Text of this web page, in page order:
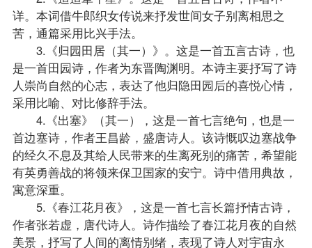
详。本词借牛郎织女传说来抒发世间女子别离相思之
苦，通篇采用比兴手法。
3.《归园田居（其一）》。这是一首五言古诗，也
是一首田园诗，作者为东晋陶渊明。本诗主要抒写了诗
人崇尚自然的心志，表达了他归隐田园后的喜悦心情，
采用比喻、对比修辞手法。
4.《出塞》（其一），这是一首七言绝句，也是一
首边塞诗，作者王昌龄，盛唐诗人。该诗慨叹边塞战争
的经久不息及其给人民带来的生离死别的痛苦，希望能
有英勇善战的将领来保卫国家的安宁。诗中借用典故，
寓意深重。
5.《春江花月夜》，这是一首七言长篇抒情古诗，
作者张若虚，唐代诗人。诗作描绘了春江花月夜的自然
美景，抒写了人间的离情别绪，表现了诗人对宇宙永